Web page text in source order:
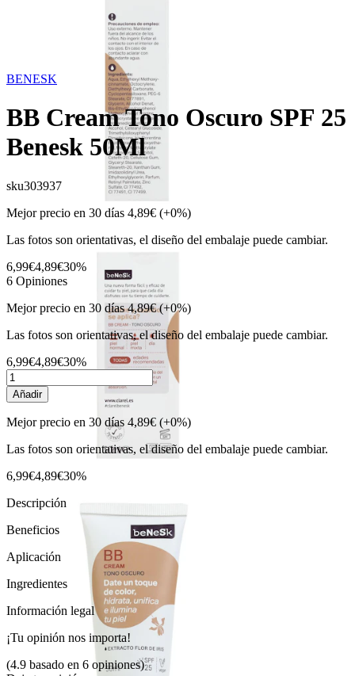
BENESK
BB Cream Tono Oscuro SPF 25
Benesk 50Ml
sku303937
Mejor precio en 30 días 4,89€ (+0%)
Las fotos son orientativas, el diseño del embalaje puede cambiar.
6,99€4,89€30%
6 Opiniones
Mejor precio en 30 días 4,89€ (+0%)
Las fotos son orientativas, el diseño del embalaje puede cambiar.
6,99€4,89€30%
Añadir
Mejor precio en 30 días 4,89€ (+0%)
Las fotos son orientativas, el diseño del embalaje puede cambiar.
6,99€4,89€30%
Descripción
Beneficios
Aplicación
Ingredientes
Información legal
¡Tu opinión nos importa!
(4.9 basado en 6 opiniones)